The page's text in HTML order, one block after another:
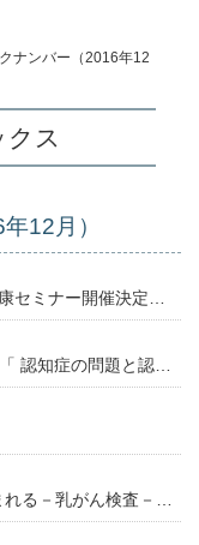
ナンバー（2016年12
ス
12月）